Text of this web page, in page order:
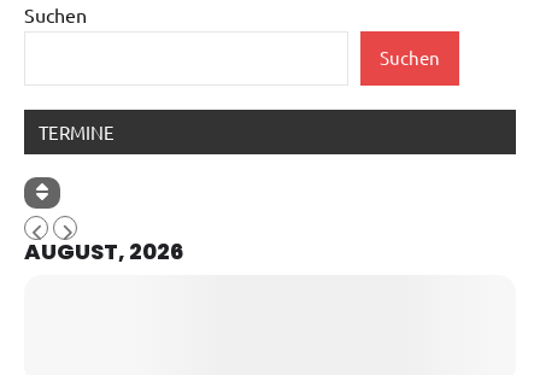
Suchen
Suchen
TERMINE
AUGUST, 2026